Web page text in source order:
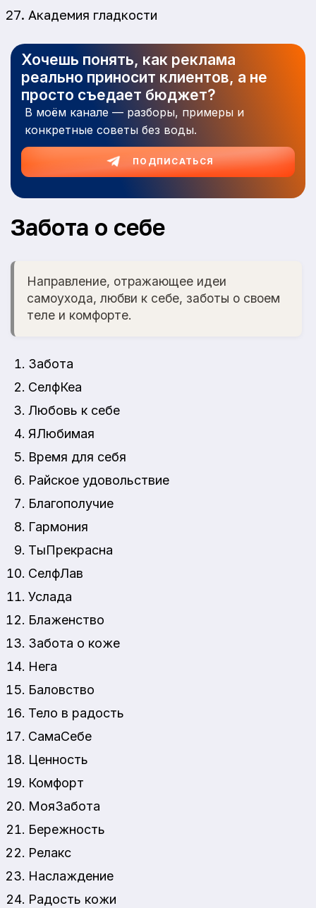
Академия гладкости
Хочешь понять, как реклама
реально приносит клиентов, а не
просто съедает бюджет?
В моём канале — разборы, примеры и
конкретные советы без воды.
ПОДПИСАТЬСЯ
Забота о себе
Направление, отражающее идеи
самоухода, любви к себе, заботы о своем
теле и комфорте.
Забота
СелфКеа
Любовь к себе
ЯЛюбимая
Время для себя
Райское удовольствие
Благополучие
Гармония
ТыПрекрасна
СелфЛав
Услада
Блаженство
Забота о коже
Нега
Баловство
Тело в радость
СамаСебе
Ценность
Комфорт
МояЗабота
Бережность
Релакс
Наслаждение
Радость кожи